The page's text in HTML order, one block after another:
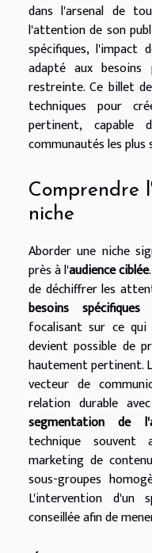
dans l'arsenal de
l'attention de son
spécifiques,
adapté aux
restreinte. Ce billet
techniques pour
pertinent, capable
communautés les plus
Comprendre
niche
Aborder une niche
près à l'audience ciblée
de déchiffrer les
besoins spécifiques
focalisant sur ce
devient possible de
hautement pertinent.
vecteur de
relation durable
segmentation de
technique
marketing de
sous-groupes
L'intervention d'un
conseillée afin de